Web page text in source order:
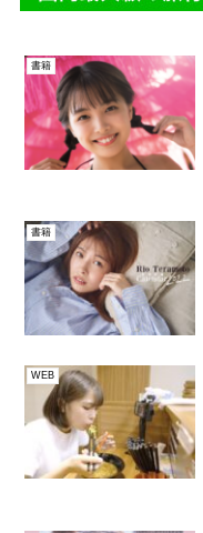
書籍
書籍
WEB